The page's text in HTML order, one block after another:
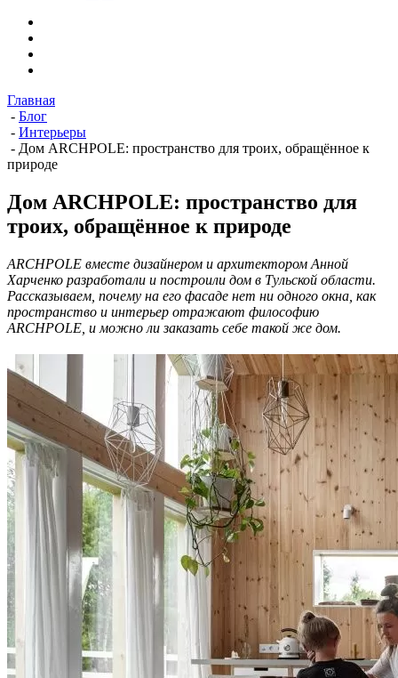
Главная
- Блог
- Интерьеры
- Дом ARCHPOLE: пространство для троих, обращённое к
природе
Дом ARCHPOLE: пространство для
троих, обращённое к природе
ARCHPOLE вместе дизайнером и архитектором Анной
Харченко разработали и построили дом в Тульской области.
Рассказываем, почему на его фасаде нет ни одного окна, как
пространство и интерьер отражают философию
ARCHPOLE, и можно ли заказать себе такой же дом.